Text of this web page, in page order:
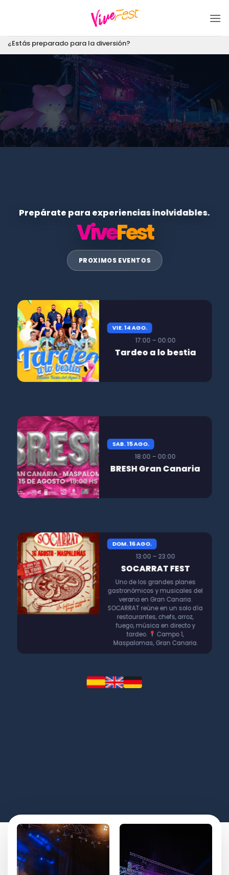
¿Estás preparado para la diversión?
Prepárate para experiencias inolvidables.
ViveFest
PROXIMOS EVENTOS
VIE. 14 AGO.
17:00 – 00:00
Tardeo a lo bestia
SAB. 15 AGO.
18:00 – 00:00
BRESH Gran Canaria
DOM. 16 AGO.
13:00 – 23:00
SOCARRAT FEST
Uno de los grandes planes
gastronómicos y musicales del
verano en Gran Canaria.
SOCARRAT reúne en un solo día
restaurantes, chefs, arroz,
fuego, música en directo y
tardeo.
Campo 1,
Maspalomas, Gran Canaria.